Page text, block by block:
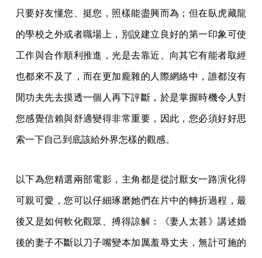
只要好友懂您、挺您，照樣能盡興而為；但在臥虎藏龍
的學校之外或者職場上，別說建立良好的第一印象可使
工作與合作順利推進，光是去靠近、向其它有能者取經
也都來不及了，而在更加龐雜的人際網絡中，誰都沒有
閒功夫先去摸透一個人再下評斷，於是掌握時機令人對
您感覺信賴與舒適變得非常重要，因此，您必須好好思
索一下自己到底該給外界怎樣的觀感。
以下為您精選兩部電影，主角都是從討厭女一路演化得
可親可愛，您可以仔細琢磨她們在片中的轉折過程，最
後又是如何軟化觀眾、搏得諒解：《妻人太甚》講述婚
後的妻子不斷以刀子嘴變本加厲羞辱丈夫，無計可施的